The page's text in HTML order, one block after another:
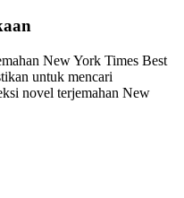
New York Times Best
untuk mencari
novel terjemahan New